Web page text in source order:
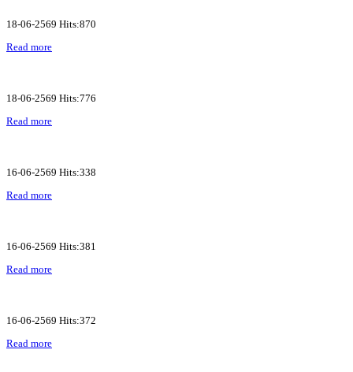
18-06-2569 Hits:870
Read more
18-06-2569 Hits:776
Read more
16-06-2569 Hits:338
Read more
16-06-2569 Hits:381
Read more
16-06-2569 Hits:372
Read more